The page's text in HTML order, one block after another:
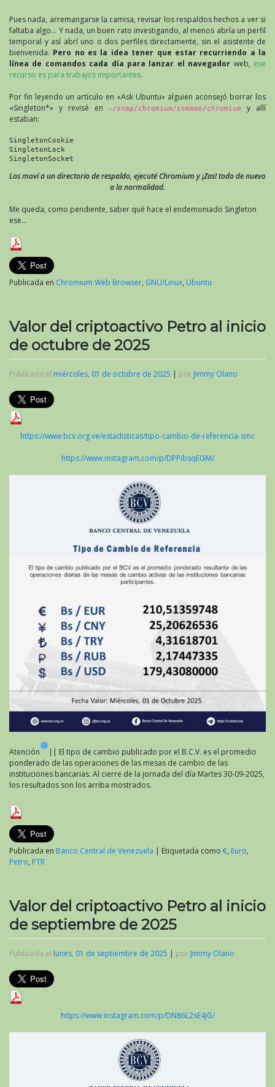
Pues nada, arremangarse la camisa, revisar los respaldos hechos a ver si
faltaba algo… Y nada, un buen rato investigando, al menos abría un perfil
temporal y así abrí uno o dos perfiles directamente, sin el asistente de
bienvenida. Pero no es la idea tener que estar recurriendo a la
línea de comandos cada día para lanzar el navegador web, ese
recurso es para trabajos importantes.
Por fin leyendo un artículo en «Ask Ubuntu» alguien aconsejó borrar los
«Singleton*» y revisé en~/snap/chromium/common/chromium
y allí
estaban:
SingletonCookie
SingletonLock
SingletonSocket
Los moví a un directorio de respaldo, ejecuté Chromium y ¡Zas! todo de nuevo
a la normalidad.
Me queda, como pendiente, saber qué hace el endemoniado Singleton
ese…
Publicada en Chromium Web Browser, GNU/Linux, Ubuntu
Valor del criptoactivo Petro al inicio
de octubre de 2025
Publicada el miércoles, 01 de octubre de 2025 | por Jimmy Olano
https://www.bcv.org.ve/estadisticas/tipo-cambio-de-referencia-smc
https://www.instagram.com/p/DPPibsqE0iM/
Atención
|| El tipo de cambio publicado por el B.C.V. es el promedio
ponderado de las operaciones de las mesas de cambio de las
instituciones bancarias. Al cierre de la jornada del día Martes 30-09-2025,
los resultados son los arriba mostrados.
Publicada en Banco Central de Venezuela | Etiquetada como €, Euro,
Petro, PTR
Valor del criptoactivo Petro al inicio
de septiembre de 2025
Publicada el lunes, 01 de septiembre de 2025 | por Jimmy Olano
https://www.instagram.com/p/DN86L2sE4JG/